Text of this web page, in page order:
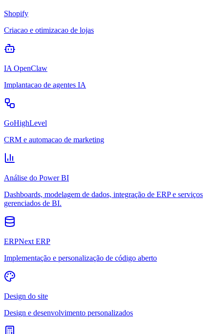
Shopify
Criacao e otimizacao de lojas
IA OpenClaw
Implantacao de agentes IA
GoHighLevel
CRM e automacao de marketing
Análise do Power BI
Dashboards, modelagem de dados, integração de ERP e serviços
gerenciados de BI.
ERPNext ERP
Implementação e personalização de código aberto
Design do site
Design e desenvolvimento personalizados